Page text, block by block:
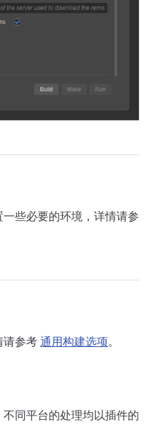
些必要的环境，详情请参
请参考 通用构建选项。
同平台的处理均以插件的